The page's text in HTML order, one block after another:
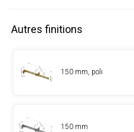
Autres finitions
150 mm, poli
150 mm